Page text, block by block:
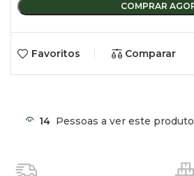
COMPRAR
Favoritos Comparar
14 Pessoas a ver este produto